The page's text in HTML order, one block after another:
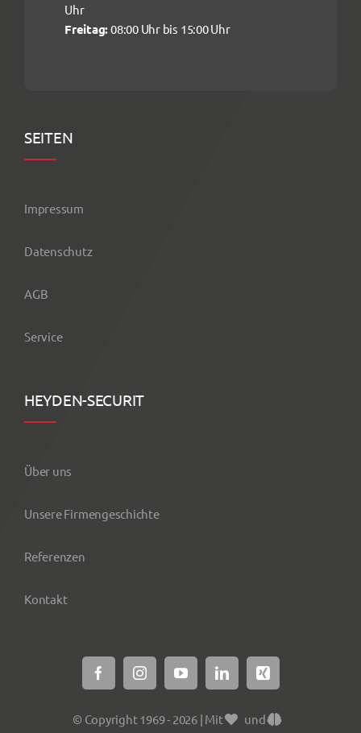
Uhr
Freitag:08:00 Uhr bis 15:00 Uhr
SEITEN
Impressum
Datenschutz
AGB
Service
HEYDEN-SECURIT
Über uns
Unsere Firmengeschichte
Referenzen
Kontakt
© Copyright 1969 - 2026 | Mit
und